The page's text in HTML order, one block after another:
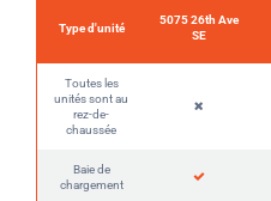
Type d'unité
5075 26th Ave
SE
Toutes les
unités sont au
rez-de-
chaussée
Baie de
chargement